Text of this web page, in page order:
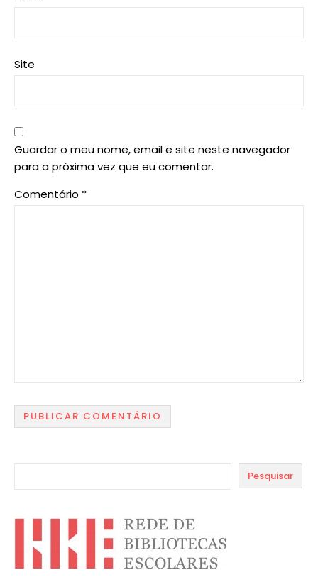
Site
Guardar o meu nome, email e site neste navegador
para a próxima vez que eu comentar.
Comentário *
Pesquisar